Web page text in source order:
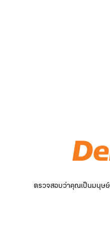
ตรวจสอบว่าคุณเป็นมนุษย์